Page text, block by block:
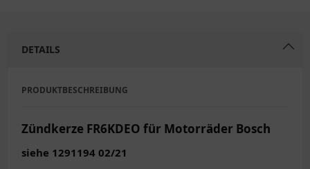
DETAILS
PRODUKTBESCHREIBUNG
Zündkerze FR6KDEO für Motorräder Bosch
siehe 1291194 02/21